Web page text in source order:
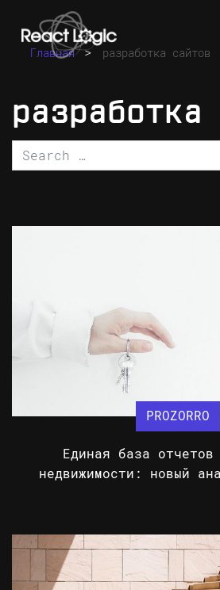
Skip to content
Главная> разработка сайтов
разработка
Search
PROZORRO
Единая база
недвижимости: новый